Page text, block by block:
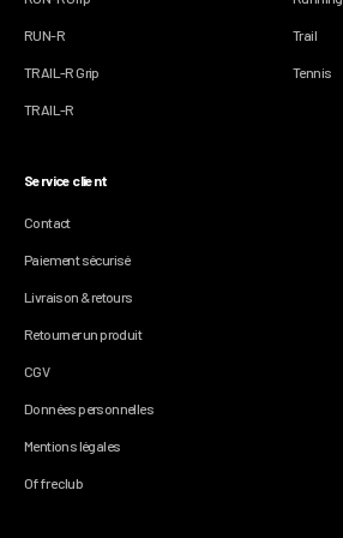
RUN-R
TRAIL-R Grip
TRAIL-R
Trail
Tennis
Service client
Contact
Paiement sécurisé
Livraison & retours
Retourner un produit
CGV
Données personnelles
Mentions légales
Offre club